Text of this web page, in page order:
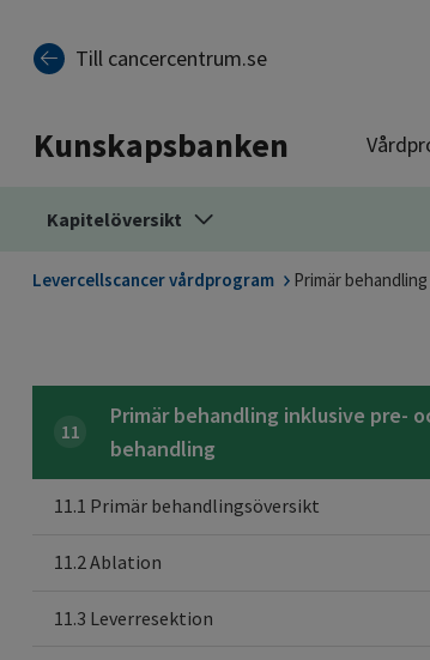
Till cancercentrum.se
Kunskapsbanken
Kapitelöversikt
Levercellscancer vårdprogram Primär
11
Primär behandling inklusive pre-
behandling
11.1 Primär behandlingsöversikt
11.2 Ablation
11.3 Leverresektion